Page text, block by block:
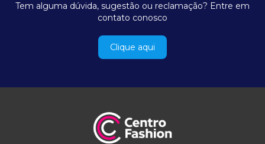
Tem alguma dúvida, sugestão ou reclamação? Entre em
contato conosco
Clique aqui